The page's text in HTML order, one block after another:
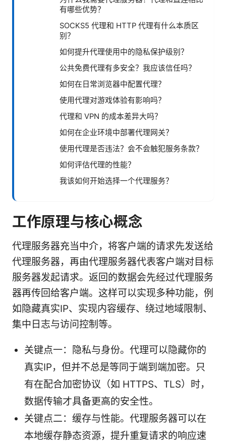
有哪些优势？
SOCKS5 代理和 HTTP 代理有什么本质区
别？
如何提升代理使用中的隐私保护级别？
公共免费代理有多安全？我应该信任吗？
如何在日常浏览器中配置代理？
使用代理对游戏体验有影响吗？
代理和 VPN 的成本差异大吗？
如何在企业环境中部署代理网关？
使用代理是否违法？会不会触犯服务条款？
如何评估代理的性能？
我该如何开始选择一个代理服务？
工作原理与核心概念
代理服务器充当中介，将客户端的请求先发送给
代理服务器，再由代理服务器代表客户端对目标
服务器发起请求。返回的数据会先经过代理服务
器再传回给客户端。这样可以实现多种功能，例
如隐藏真实IP、实现内容缓存、绕过地域限制、
集中日志与访问控制等。
关键点一：隐私与身份。代理可以隐藏你的
真实IP，但并不总是等同于端到端加密。只
有在配合加密协议（如 HTTPS、TLS）时，
数据传输才具备更高的安全性。
关键点二：缓存与性能。代理服务器可以在
本地缓存静态资源，提升重复请求的响应速